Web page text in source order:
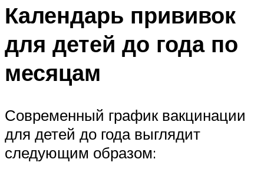
Календарь прививок
для детей до года по
месяцам
Современный график вакцинации
для детей до года выглядит
следующим образом: